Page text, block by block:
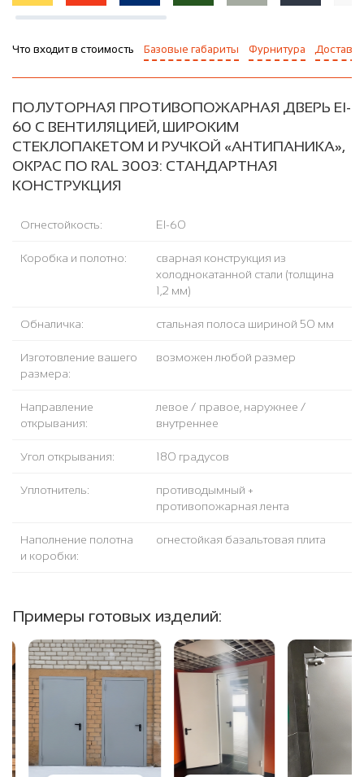
Что входит в стоимость Базовые габариты Фурнитура Доставка
ПОЛУТОРНАЯ ПРОТИВОПОЖАРНАЯ ДВЕРЬ EI-
60 С ВЕНТИЛЯЦИЕЙ, ШИРОКИМ
СТЕКЛОПАКЕТОМ И РУЧКОЙ «АНТИПАНИКА»,
ОКРАС ПО RAL 3003: СТАНДАРТНАЯ
КОНСТРУКЦИЯ
Огнестойкость: EI-60
Коробка и полотно:
сварная конструкция из
холоднокатанной стали (толщина
1,2 мм)
Обналичка: стальная полоса шириной 50 мм
Изготовление вашего
размера:
возможен любой размер
Направление
открывания:
левое / правое, наружнее /
внутреннее
Угол открывания: 180 градусов
Уплотнитель:
противодымный +
противопожарная лента
Наполнение полотна
и коробки:
огнестойкая базальтовая плита
Примеры готовых изделий: